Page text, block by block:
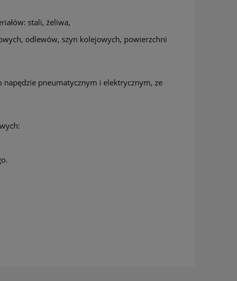
stali, żeliwa,
odlewów, szyn kolejowych, powierzchni
napędzie pneumatycznym i elektrycznym, ze